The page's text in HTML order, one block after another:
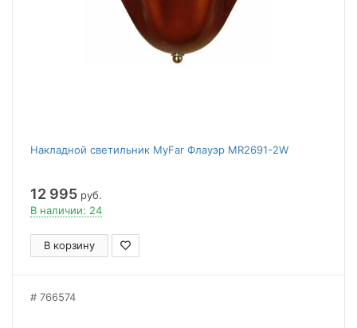
Накладной светильник MyFar Флауэр MR2691-2W
12 995 руб.
В наличии: 24
В корзину
766574